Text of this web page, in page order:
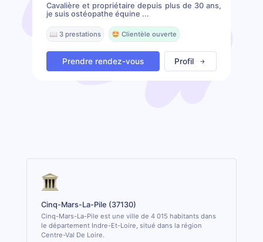
Cavalière et propriétaire depuis plus de 30 ans,
je suis ostéopathe équine ...
📖 3 prestations 🤩 Clientèle ouverte
Prendre rendez-vous Profil
Cinq-Mars-La-Pile (37130)
Cinq-Mars-La-Pile est une ville de 4 015 habitants dans
le département Indre-Et-Loire, situé dans la région
Centre-Val De Loire.